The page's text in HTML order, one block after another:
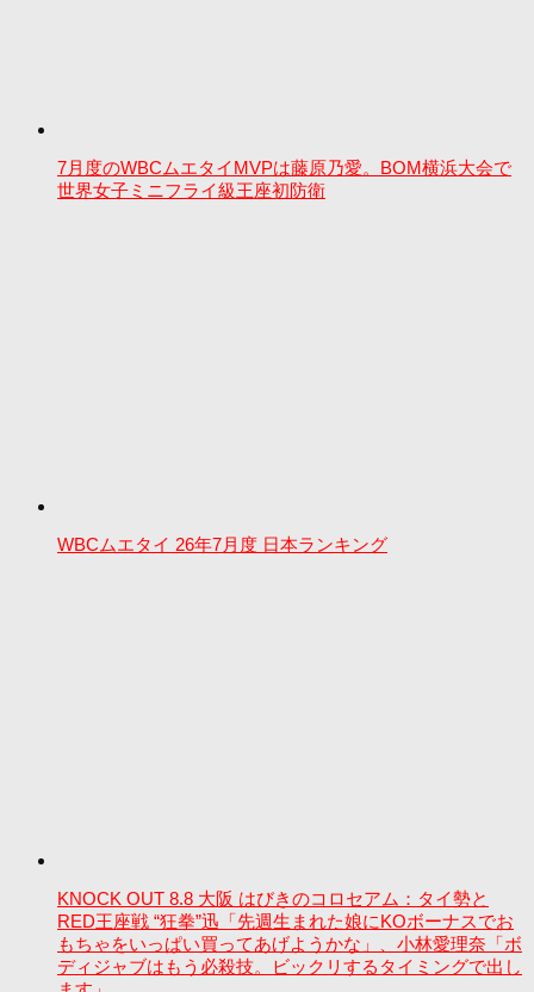
7月度のWBCムエタイMVPは藤原乃愛。BOM横浜大会で
世界女子ミニフライ級王座初防衛
WBCムエタイ 26年7月度 日本ランキング
KNOCK OUT 8.8 大阪 はびきのコロセアム：タイ勢と
RED王座戦 “狂拳”迅「先週生まれた娘にKOボーナスでお
もちゃをいっぱい買ってあげようかな」、小林愛理奈「ボ
ディジャブはもう必殺技。ビックリするタイミングで出し